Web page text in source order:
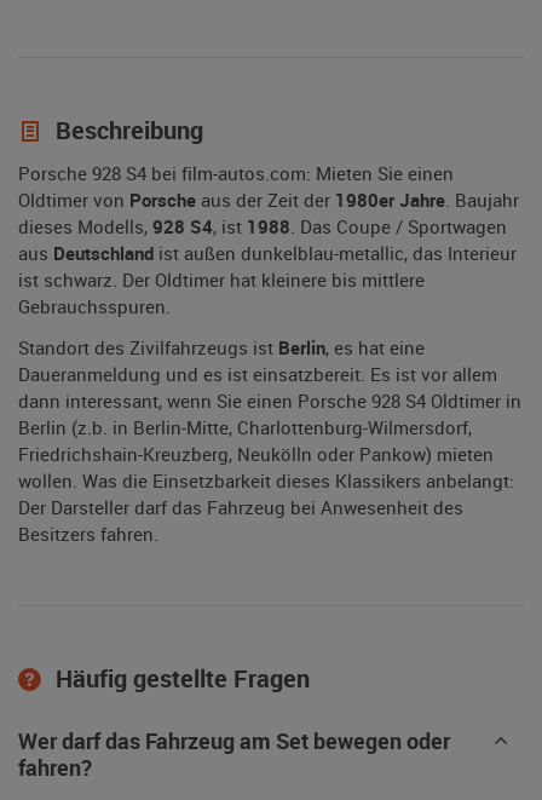
Beschreibung
Porsche 928 S4 bei film-autos.com: Mieten Sie einen
Oldtimer von Porsche aus der Zeit der 1980er Jahre. Baujahr
dieses Modells, 928 S4, ist 1988. Das Coupe / Sportwagen
aus Deutschland ist außen dunkelblau-metallic, das Interieur
ist schwarz. Der Oldtimer hat kleinere bis mittlere
Gebrauchsspuren.
Standort des Zivilfahrzeugs ist Berlin, es hat eine
Daueranmeldung und es ist einsatzbereit. Es ist vor allem
dann interessant, wenn Sie einen Porsche 928 S4 Oldtimer in
Berlin (z.b. in Berlin-Mitte, Charlottenburg-Wilmersdorf,
Friedrichshain-Kreuzberg, Neukölln oder Pankow) mieten
wollen. Was die Einsetzbarkeit dieses Klassikers anbelangt:
Der Darsteller darf das Fahrzeug bei Anwesenheit des
Besitzers fahren.
Häufig gestellte Fragen
Wer darf das Fahrzeug am Set bewegen oder
fahren?